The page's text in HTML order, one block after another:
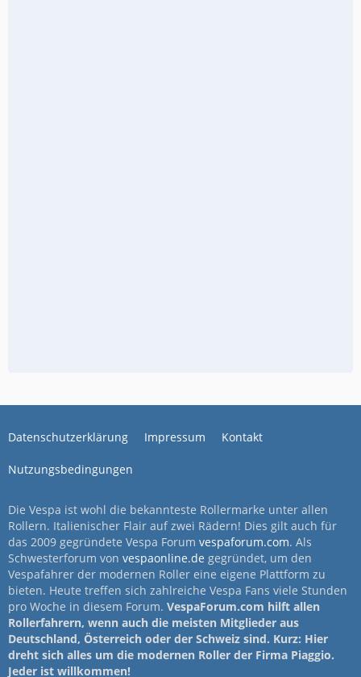
Datenschutzerklärung Impressum Kontakt
Nutzungsbedingungen
Die Vespa ist wohl die bekannteste Rollermarke unter allen
Rollern. Italienischer Flair auf zwei Rädern! Dies gilt auch für
das 2009 gegründete Vespa Forum vespaforum.com. Als
Schwesterforum von vespaonline.de gegründet, um den
Vespafahrer der modernen Roller eine eigene Plattform zu
bieten. Heute treffen sich zahlreiche Vespa Fans viele Stunden
pro Woche in diesem Forum. VespaForum.com hilft allen
Rollerfahrern, wenn auch die meisten Mitglieder aus
Deutschland, Österreich oder der Schweiz sind. Kurz: Hier
dreht sich alles um die modernen Roller der Firma Piaggio.
Jeder ist willkommen!